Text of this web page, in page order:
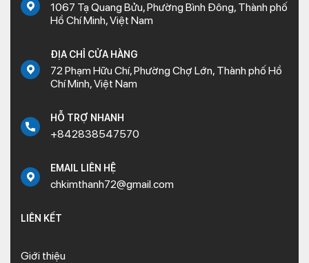
1067 Tạ Quang Bửu, Phường Bình Đông, Thành phố
Hồ Chí Minh, Việt Nam
ĐỊA CHỈ CỬA HÀNG
72 Phạm Hữu Chí, Phường Chợ Lớn, Thành phố Hồ
Chí Minh, Việt Nam
HỖ TRỢ NHANH
+842838547570
EMAIL LIÊN HỆ
chkimthanh72@gmail.com
LIÊN KẾT
Giới thiệu